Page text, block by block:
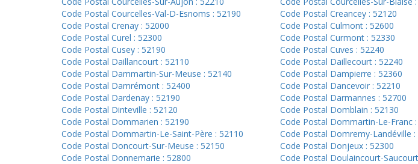
Code Postal Courcelles-Val-D-Esnoms : 52190
Code Postal Creancey : 52120
Code Postal Crenay : 52000
Code Postal Culmont : 52600
Code Postal Curel : 52300
Code Postal Curmont : 52330
Code Postal Cusey : 52190
Code Postal Cuves : 52240
Code Postal Daillancourt : 52110
Code Postal Daillecourt : 52240
Code Postal Dammartin-Sur-Meuse : 52140
Code Postal Dampierre : 52360
Code Postal Damrémont : 52400
Code Postal Dancevoir : 52210
Code Postal Dardenay : 52190
Code Postal Darmannes : 52700
Code Postal Dinteville : 52120
Code Postal Domblain : 52130
Code Postal Dommarien : 52190
Code Postal Dommartin-Le-Franc
Code Postal Dommartin-Le-Saint-Père : 52110
Code Postal Domremy-Landéville :
Code Postal Doncourt-Sur-Meuse : 52150
Code Postal Donjeux : 52300
Code Postal Donnemarie : 52800
Code Postal Doulaincourt-